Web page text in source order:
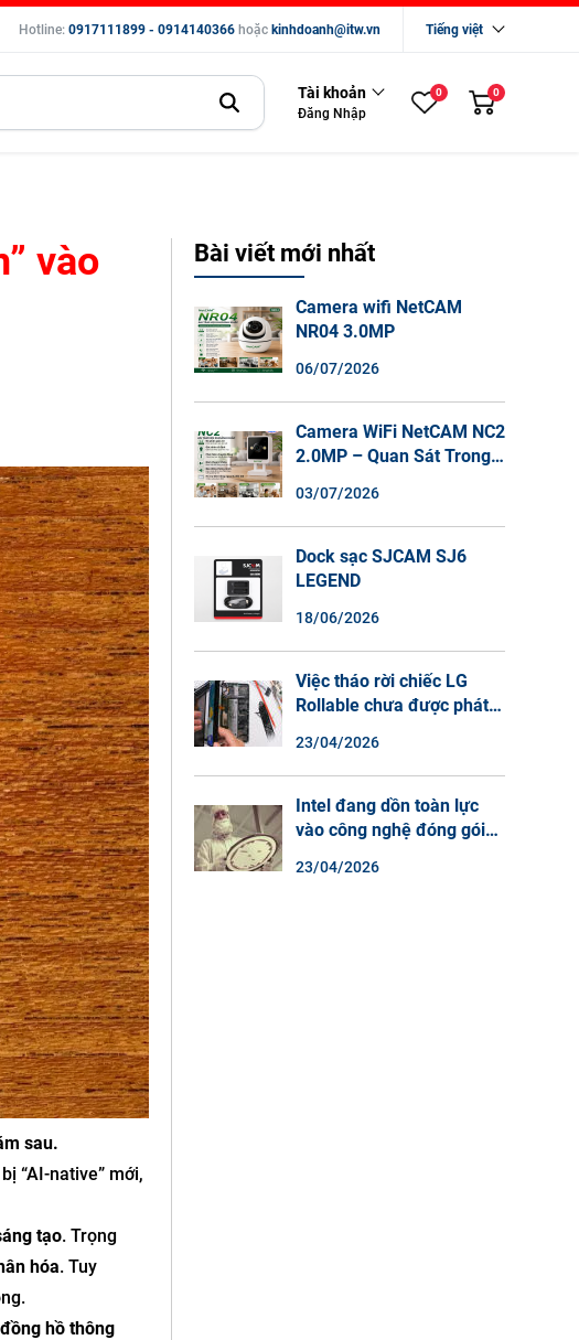
Hotline: 0917111899 - 0914140366 hoặc kinhdoanh@itw.vn Tiếng việt
Tài khoản
Đăng Nhập
0 0
vào
sau.
“AI-native” mới,
tạo. Trọng
hóa. Tuy
hồ thông
Bài viết mới nhất
Camera wifi NetCAM
NR04 3.0MP
06/07/2026
Camera WiFi NetCAM NC2
2.0MP – Quan Sát Trong
Màu Ban Đêm, Đàm Thoại
2 Chiều
03/07/2026
Dock sạc SJCAM SJ6
LEGEND
18/06/2026
Việc tháo rời chiếc LG
Rollable chưa được phát
sao điện thoại màn hình
cuộn không phải là một xu
hướng.
23/04/2026
Intel đang dồn toàn lực
vào công nghệ đóng gói
23/04/2026